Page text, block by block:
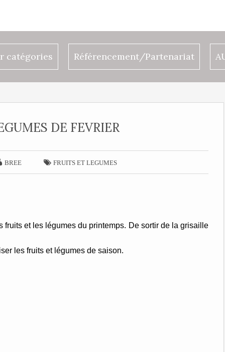
catégories Référencement/Partenariat
DE FEVRIER
BREE  FRUITS ET LEGUMES
et les légumes du printemps. De sortir de la grisaille
les fruits et légumes de saison.